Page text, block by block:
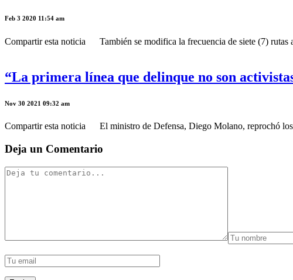
Feb 3 2020 11:54 am
Compartir esta noticia También se modifica la frecuencia de siete (7) rutas
“La primera línea que delinque no son
Nov 30 2021 09:32 am
Compartir esta noticia El ministro de Defensa, Diego Molano, reprochó los
Deja un Comentario